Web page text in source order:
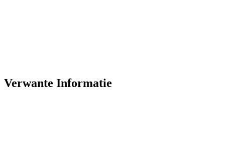
Verwante Informatie